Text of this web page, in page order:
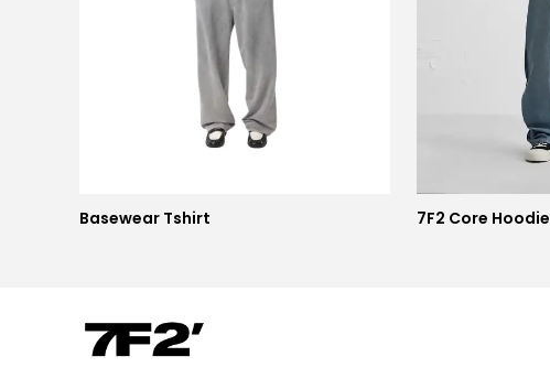
Basewear Tshirt 7F2 Core Hoodie